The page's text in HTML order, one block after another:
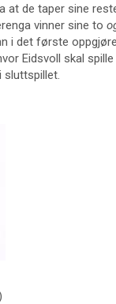
at de taper sine
vinner sine to
i det første
Eidsvoll skal
sluttspillet.